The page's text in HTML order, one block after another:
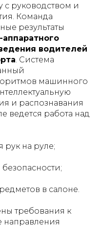
с руководством и
Команда
результаты
водителей
. Система
машинного
и распознавания
ведется работа над
на руле;
в салоне.
требования к
направления